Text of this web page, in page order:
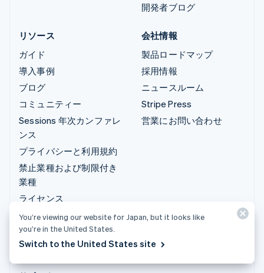
開発者ブログ
リソース
ガイド
導入事例
ブログ
コミュニティー
Sessions 年次カンファレ
ンス
プライバシーと利用規約
禁止業種および制限付き
業種
ライセンス
サイトマップ
クッキーの設定
その他のリソース
会社情報
製品ロードマップ
採用情報
ニュースルーム
Stripe Press
営業にお問い合わせ
You’re viewing our website for Japan, but it looks like
you’re in the United States.
Switch to the United States site